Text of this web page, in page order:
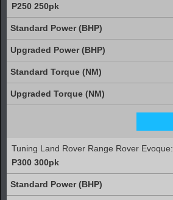
P250 250pk
Tuning Land Rover Range Rover Evoque:
P300 300pk